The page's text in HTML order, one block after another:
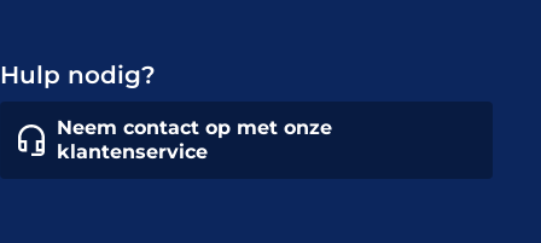
Hulp nodig?
Neem contact op met onze
klantenservice